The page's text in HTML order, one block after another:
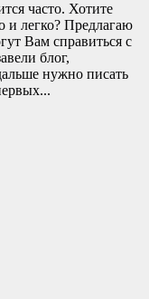
часто. Хотите
и легко? Предлагаю
Вам справиться с
блог,
нужно писать